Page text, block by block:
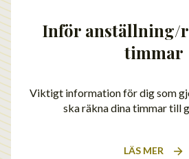
Inför anställning/
timmar
Viktigt information för dig som
ska räkna dina timmar till
LÄS MER